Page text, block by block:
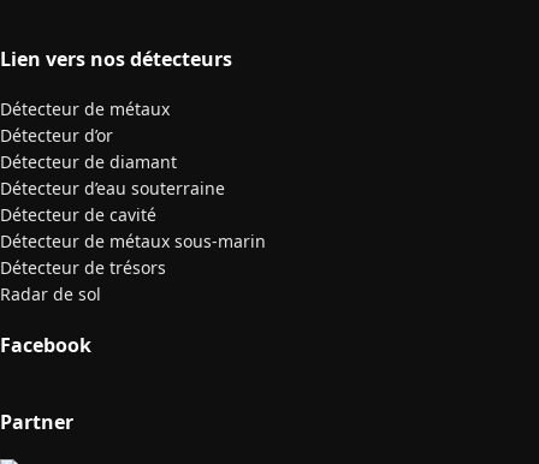
Lien vers nos détecteurs
Détecteur de métaux
Détecteur d’or
Détecteur de diamant
Détecteur d’eau souterraine
Détecteur de cavité
Détecteur de métaux sous-marin
Détecteur de trésors
Radar de sol
Facebook
Partner